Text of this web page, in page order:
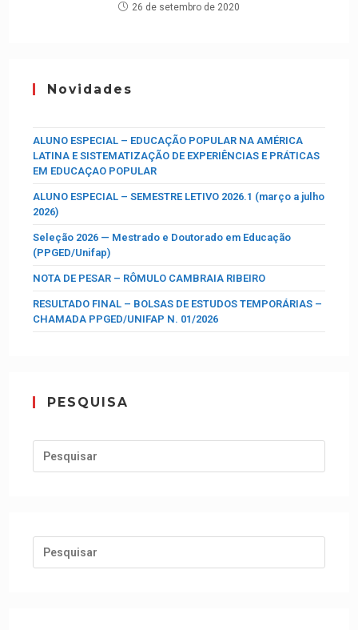
26 de setembro de 2020
Novidades
ALUNO ESPECIAL – EDUCAÇÃO POPULAR NA AMÉRICA
LATINA E SISTEMATIZAÇÃO DE EXPERIÊNCIAS E PRÁTICAS
EM EDUCAÇAO POPULAR
ALUNO ESPECIAL – SEMESTRE LETIVO 2026.1 (março a julho
2026)
Seleção 2026 — Mestrado e Doutorado em Educação
(PPGED/Unifap)
NOTA DE PESAR – RÔMULO CAMBRAIA RIBEIRO
RESULTADO FINAL – BOLSAS DE ESTUDOS TEMPORÁRIAS –
CHAMADA PPGED/UNIFAP N. 01/2026
PESQUISA